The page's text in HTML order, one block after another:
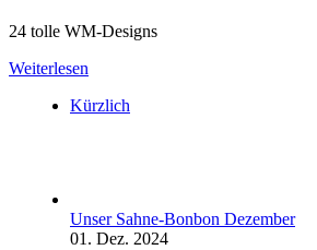
24 tolle WM-Designs
Weiterlesen
Kürzlich
Unser Sahne-Bonbon Dezember
01. Dez. 2024